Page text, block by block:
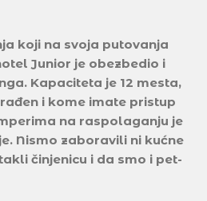
koji na svoja putovanja
Junior je obezbedio i
Kapaciteta je 12 mesta,
i kome imate pristup
na raspolaganju je
Nismo zaboravili ni kućne
činjenicu i da smo i pet-